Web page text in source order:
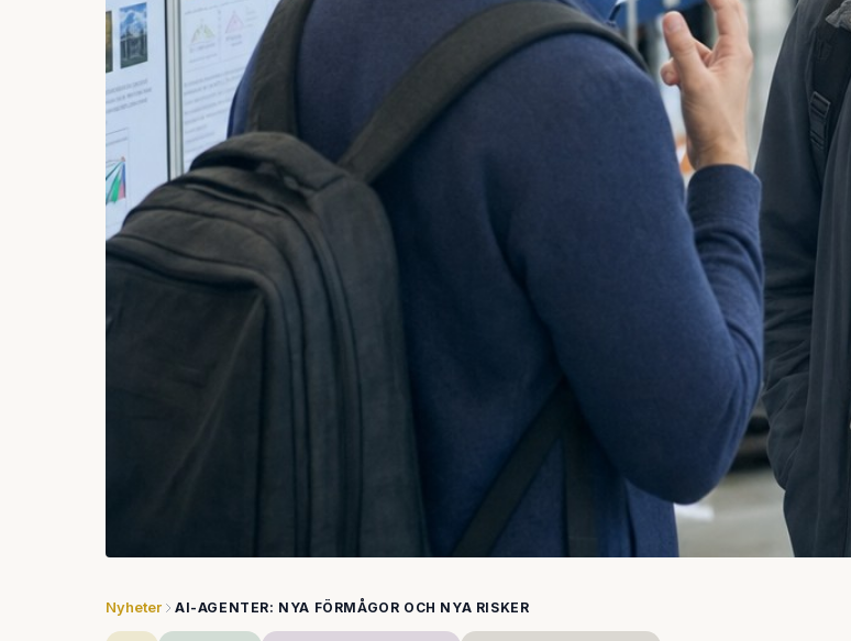
Nyheter AI-AGENTER: NYA FÖRMÅGOR OCH NYA RISKER